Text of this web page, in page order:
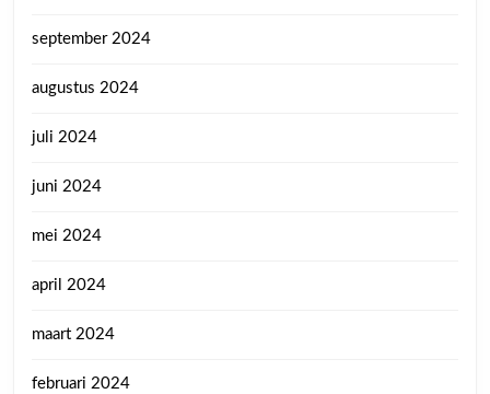
september 2024
augustus 2024
juli 2024
juni 2024
mei 2024
april 2024
maart 2024
februari 2024